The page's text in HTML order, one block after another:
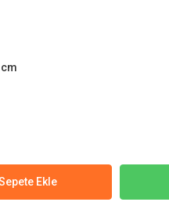
Ekle